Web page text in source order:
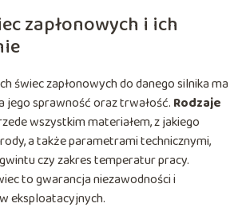
zapłonowych i ich
świec zapłonowych do danego silnika ma
jego sprawność oraz trwałość. Rodzaje
wszystkim materiałem, z jakiego
a także parametrami technicznymi,
czy zakres temperatur pracy.
to gwarancja niezawodności i
eksploatacyjnych.